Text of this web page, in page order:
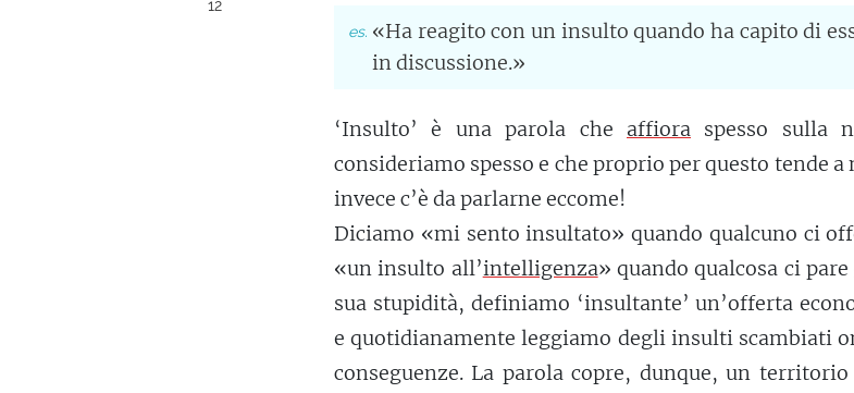
«Ha reagito con un insulto quando ha capito di
in discussione.»
‘Insulto’ è una parola che affiora spesso sulla
consideriamo spesso e che proprio per questo tende a
invece c’è da parlarne eccome!
Diciamo «mi sento insultato» quando qualcuno ci
«un insulto all’intelligenza» quando qualcosa ci pare
sua stupidità, definiamo ‘insultante’ un’offerta
e quotidianamente leggiamo degli insulti scambiati
conseguenze. La parola copre, dunque, un territorio
12